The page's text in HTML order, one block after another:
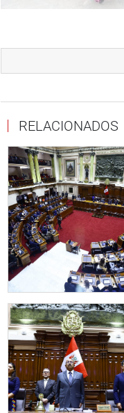
reconocida por todos
tradiciones culturales»,
También estuvieron
que la festividad de la
del país.
Durante la
sayas, diabladas,
OFICINA DE
RELACIONADOS